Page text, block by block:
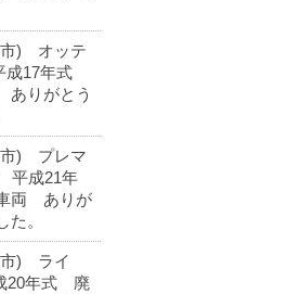
市) オッテ
17年式
りがとう
市) プレマ
成21年
両 ありが
た。
市) ライ
年式 廃